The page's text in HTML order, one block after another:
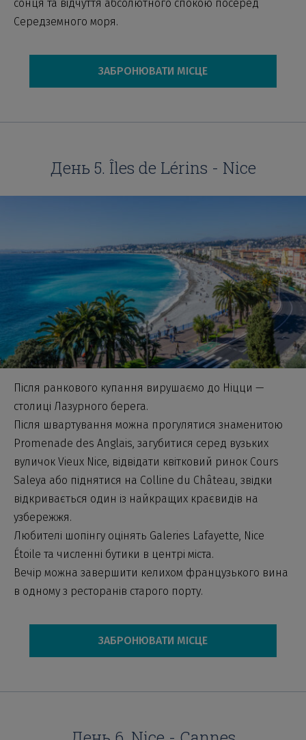
сонця та відчуття абсолютного спокою посеред
Середземного моря.
ЗАБРОНЮВАТИ МІСЦЕ
День 5. Îles de Lérins - Nice
Після ранкового купання вирушаємо до Ніцци —
столиці Лазурного берега.
Після швартування можна прогулятися знаменитою
Promenade des Anglais, загубитися серед вузьких
вуличок Vieux Nice, відвідати квітковий ринок Cours
Saleya або піднятися на Colline du Château, звідки
відкривається один із найкращих краєвидів на
узбережжя.
Любителі шопінгу оцінять Galeries Lafayette, Nice
Étoile та численні бутики в центрі міста.
Вечір можна завершити келихом французького вина
в одному з ресторанів старого порту.
ЗАБРОНЮВАТИ МІСЦЕ